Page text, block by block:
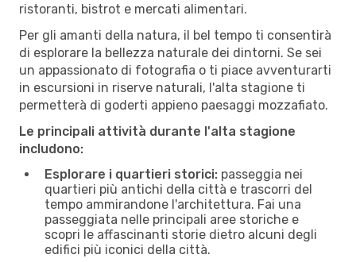
ristoranti, bistrot e mercati alimentari.
Per gli amanti della natura, il bel tempo ti consentirà
di esplorare la bellezza naturale dei dintorni. Se sei
un appassionato di fotografia o ti piace avventurarti
in escursioni in riserve naturali, l'alta stagione ti
permetterà di goderti appieno paesaggi mozzafiato.
Le principali attività durante l'alta stagione
includono:
Esplorare i quartieri storici: passeggia nei
quartieri più antichi della città e trascorri del
tempo ammirandone l'architettura. Fai una
passeggiata nelle principali aree storiche e
scopri le affascinanti storie dietro alcuni degli
edifici più iconici della città.